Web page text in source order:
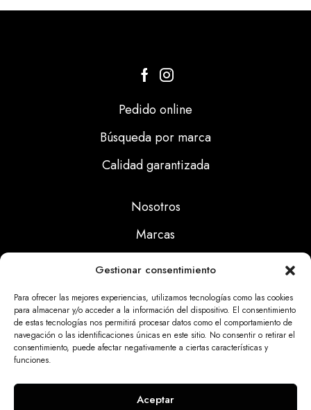
Gestionar consentimiento
Para ofrecer las mejores experiencias, utilizamos tecnologías como las cookies
para almacenar y/o acceder a la información del dispositivo. El consentimiento
de estas tecnologías nos permitirá procesar datos como el comportamiento de
navegación o las identificaciones únicas en este sitio. No consentir o retirar el
consentimiento, puede afectar negativamente a ciertas características y
funciones.
Aceptar
Pedido online
Búsqueda por marca
Calidad garantizada
Nosotros
Marcas
Noticias
Aviso Legal
Politicas Cookies